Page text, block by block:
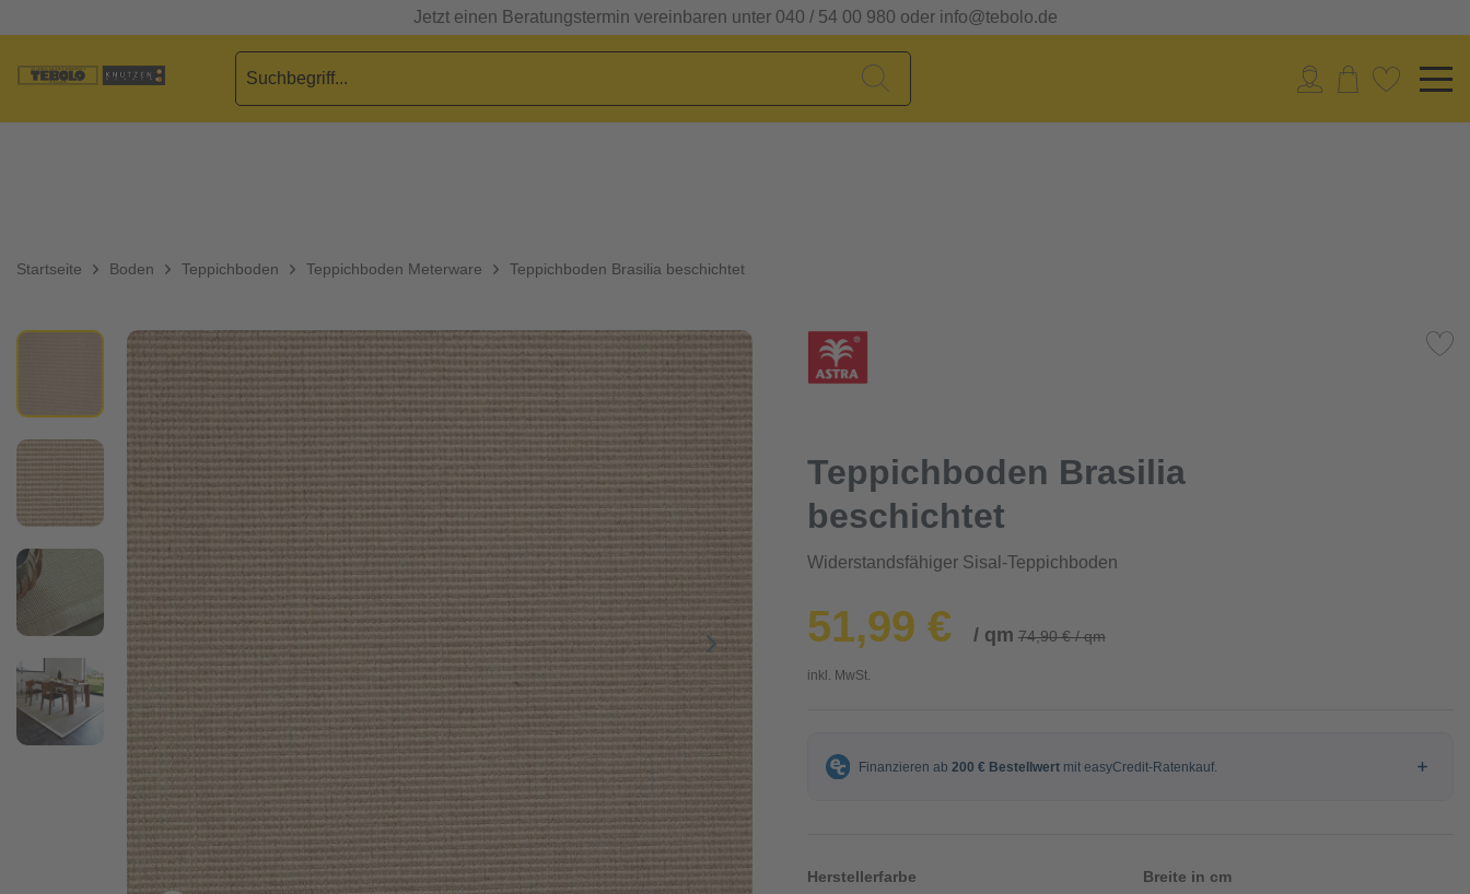
Jetzt einen Beratungstermin vereinbaren unter 040 / 54 00 980 oder info@tebolo.de
Startseite Boden Teppichboden Teppichboden Meterware Teppichboden Brasilia beschichtet
Teppichboden Brasilia
beschichtet
Widerstandsfähiger Sisal-Teppichboden
51,99 € / qm 74,90 € / qm
inkl. MwSt.
Herstellerfarbe Breite in cm